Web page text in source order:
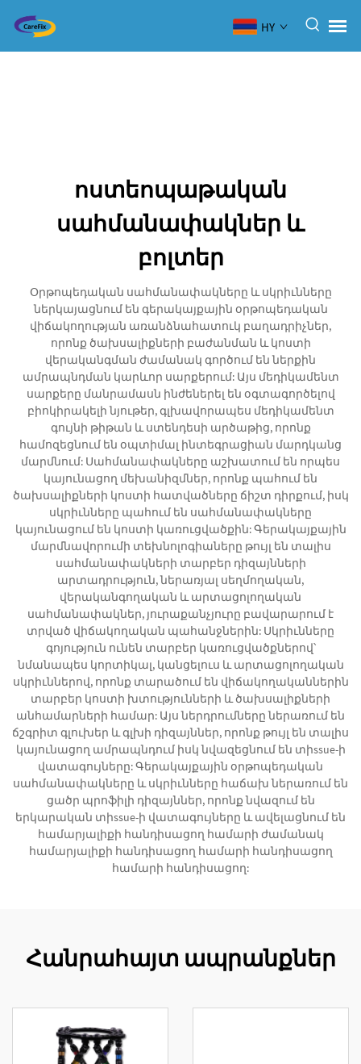
HY
ոստեոպաթական
սահմանափակներ և
բոլտեր
Օրթոպեդական սահմանափակները և սկրիւնները
ներկայացնում են գերակայքային օրթոպեդական
վիճակողության առանձնահատուկ բաղադրիչներ,
որոնք ծախսալիքների բաժանման և կոստի
վերականգման ժամանակ գործում են ներքին
ամրապնդման կարևոր սարքերում: Այս մեդիկամենտ
սարքերը մանրամասն ինժեներել են օգտագործելով
բիոկիրակելի նյութեր, գլխավորապես մեդիկամենտ
գույնի թիթան և ստենդեսի արծաթից, որոնք
համոզեցնում են օպտիմալ ինտեգրացիան մարդկանց
մարմնում: Սահմանափակները աշխատում են որպես
կայունացող մեխանիզմներ, որոնք պահում են
ծախսալիքների կոստի հատվածները ճիշտ դիրքում, իսկ
սկրիւնները պահում են սահմանափակները
կայունացում են կոստի կառուցվածքին: Գերակայքային
մարմնավորումի տեխնոլոգիաները թույլ են տալիս
սահմանափակների տարբեր դիզայնների
արտադրություն, ներառյալ սեղմողական,
վերականգողական և արտացոլողական
սահմանափակներ, յուրաքանչյուրը բավարարում է
տրված վիճակողական պահանջներին: Սկրիւնները
գոյություն ունեն տարբեր կառուցվածքներով՝
նմանապես կորտիկալ, կանցելուս և արտացոլողական
սկրիւններով, որոնք տարածում են վիճակողականներին
տարբեր կոստի խտությունների և ծախսալիքների
անհամարների համար: Այս ներդրումները ներառում են
ճշգրիտ գլուխեր և գլխի դիզայններ, որոնք թույլ են տալիս
կայունացող ամրապնդում իսկ նվազեցնում են տիssue-ի
վատագույները: Գերակայքային օրթոպեդական
սահմանափակները և սկրիւնները հաճախ ներառում են
ցածր պրոֆիլի դիզայններ, որոնք նվազում են
երկարական տիssue-ի վատագույները և ավելացնում են
համարյալիքի հանդիսացող համարի ժամանակ
համարյալիքի հանդիսացող համարի հանդիսացող
համարի հանդիսացող:
Հանրահայտ ապրանքներ